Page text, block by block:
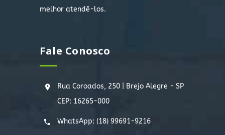
melhor atendê-los.
Fale Conosco
Rua Coroados, 250 | Brejo Alegre - SP
CEP: 16265-000
WhatsApp: (18) 99691-9216